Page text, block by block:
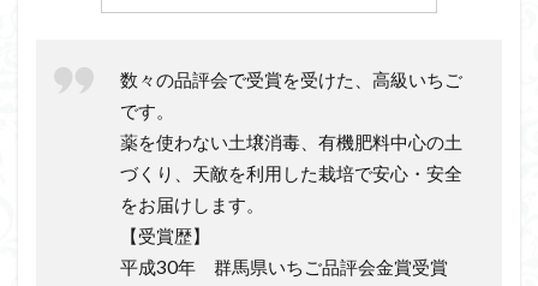
数々の品評会で受賞を受けた、高級いちご
です。
薬を使わない土壌消毒、有機肥料中心の土
づくり、天敵を利用した栽培で安心・安全
をお届けします。
【受賞歴】
平成30年 群馬県いちご品評会金賞受賞